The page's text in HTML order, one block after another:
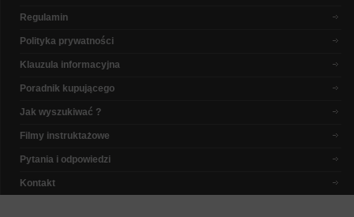
Regulamin
Polityka prywatności
Klauzula informacyjna
Poradnik kupującego
Jak wyszukiwać ?
Filmy instruktażowe
Pytania i odpowiedzi
Kontakt